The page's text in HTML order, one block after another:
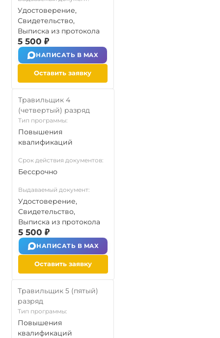
Удостоверение,
Свидетельство,
Выписка из протокола
5 500 ₽
НАПИСАТЬ В MAX
Оставить заявку
Травильщик 4
(четвертый) разряд
Тип программы:
Повышения
квалификаций
Срок действия документов:
Бессрочно
Выдаваемый документ:
Удостоверение,
Свидетельство,
Выписка из протокола
5 500 ₽
НАПИСАТЬ В MAX
Оставить заявку
Травильщик 5 (пятый)
разряд
Тип программы:
Повышения
квалификаций